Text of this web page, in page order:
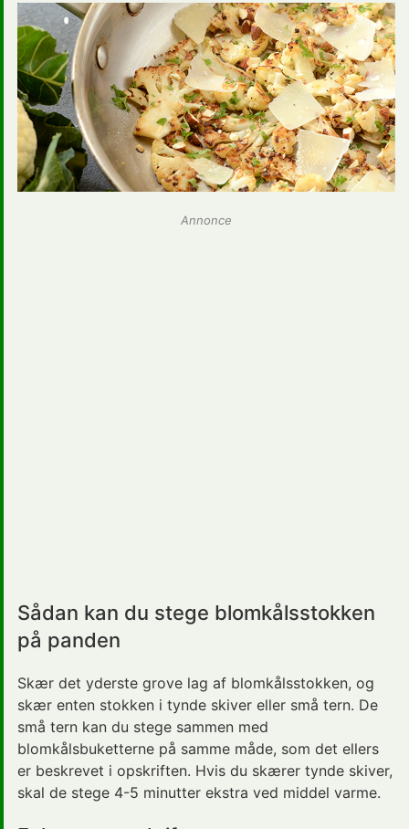
Annonce
Sådan kan du stege blomkålsstokken
på panden
Skær det yderste grove lag af blomkålsstokken, og
skær enten stokken i tynde skiver eller små tern. De
små tern kan du stege sammen med
blomkålsbuketterne på samme måde, som det ellers
er beskrevet i opskriften. Hvis du skærer tynde skiver,
skal de stege 4-5 minutter ekstra ved middel varme.